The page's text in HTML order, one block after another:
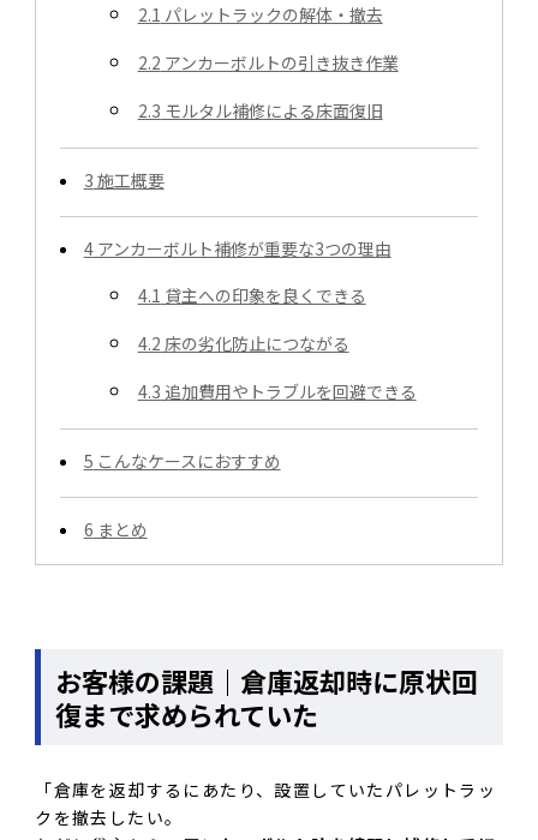
2.1 パレットラックの解体・撤去
2.2 アンカーボルトの引き抜き作業
2.3 モルタル補修による床面復旧
3 施工概要
4アンカーボルト補修が重要な3つの理由
4.1 貸主への印象を良くできる
4.2 床の劣化防止につながる
4.3 追加費用やトラブルを回避できる
5 こんなケースにおすすめ
6 まとめ
お客様の課題｜倉庫返却時に原状回
復まで求められていた
「倉庫を返却するにあたり、設置していたパレットラッ
クを撤去したい。